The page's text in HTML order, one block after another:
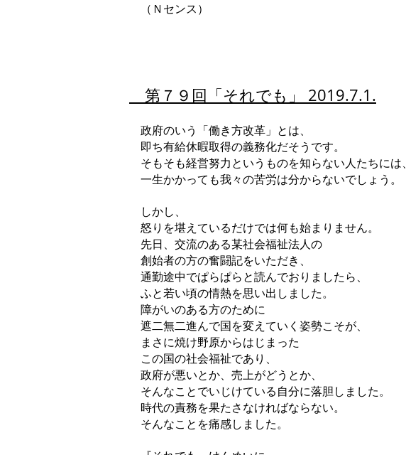
（Ｎセンス）
第７９回「それでも」 2019.7.1.
政府のいう「働き方改革」とは、
即ち有給休暇取得の義務化だそうです。
そもそも経営努力というものを知らない人たちには、
一生かかっても我々の苦労は分からないでしょう。
しかし、
怒りを堪えているだけでは何も始まりません。
先日、交流のある某社会福祉法人の
創始者の方の奮闘記をいただき、
通勤途中でぱらぱらと読んでおりましたら、
ふと若い頃の情熱を思い出しました。
障がいのある方のために
遮二無二進んで国を変えていく姿勢こそが、
まさに焼け野原からはじまった
この国の社会福祉であり、
政府が悪いとか、売上がどうとか、
そんなことでいじけている自分に落胆しました。
時代の責務を果たさなければならない。
そんなことを痛感しました。